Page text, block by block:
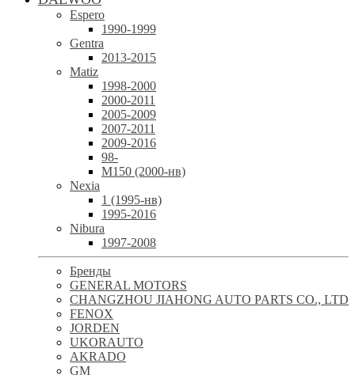
Espero
1990-1999
Gentra
2013-2015
Matiz
1998-2000
2000-2011
2005-2009
2007-2011
2009-2016
98-
М150 (2000-нв)
Nexia
1 (1995-нв)
1995-2016
Nibura
1997-2008
Бренды
GENERAL MOTORS
CHANGZHOU JIAHONG AUTO PARTS CO., LTD
FENOX
JORDEN
UKORAUTO
AKRADO
GM